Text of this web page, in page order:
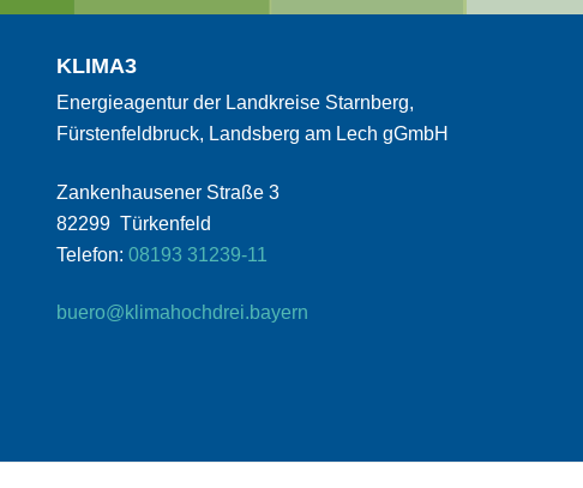
KLIMA3
Energieagentur der Landkreise Starnberg,
Fürstenfeldbruck, Landsberg am Lech gGmbH
Zankenhausener Straße 3
82299 Türkenfeld
Telefon: 08193 31239-11
buero@klimahochdrei.bayern